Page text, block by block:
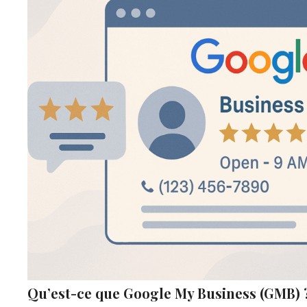
Qu’est-ce que Google My Business (GMB)